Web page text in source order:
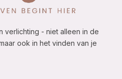
verlichting - niet alleen in de
ook in het vinden van je